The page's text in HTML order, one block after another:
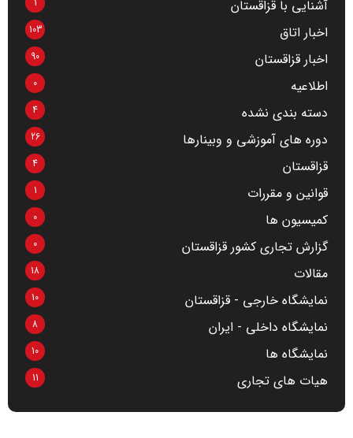
آشنایی با قزاقستان
اخبار اتاق 103
اخبار قزاقستان 90
اطلاعیه 0
دسته بندی نشده 4
دوره های آموزشی و وبینارها 26
قزاقستان 4
قوانین و مقررات 1
کمیسیون ها 0
گزارش تجاری کشور قزاقستان 0
مقالات 18
نمایشگاه خارجی - قزاقستان 10
نمایشگاه داخلی - ایران 8
نمایشگاه ها 10
هیات های تجاری 11